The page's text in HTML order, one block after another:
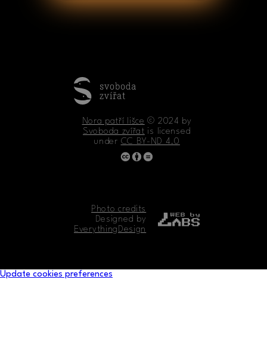
Nora patří lišce © 2024 by
Svoboda zvířat is licensed
under CC BY-ND 4.0
Photo credits
Designed by
EverythingDesign
Update cookies preferences